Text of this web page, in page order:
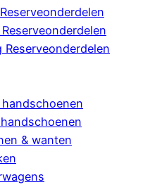
Reserveonderdelen
& wanten